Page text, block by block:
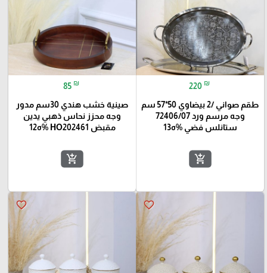
220 ₪
طقم صواني /2 بيضاوي 50*57 سم
وجه مرسم ورد 72406/07
ستانلس فضي %ه13
add_shopping_cart
85 ₪
صينية خشب هندي 30سم مدور
وجه محزز نحاس ذهبي يدين
مقبض HO202461 %ه12
add_shopping_cart
favorite_border
favorite_border